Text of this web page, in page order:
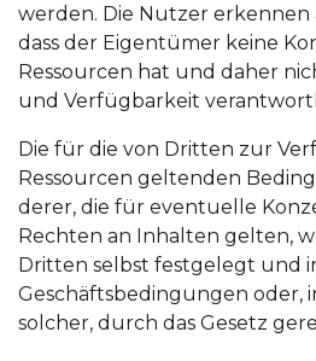
werden. Die Nutzer
dass der Eigentümer keine
Ressourcen hat und daher
und Verfügbarkeit
Die für die von Dritten zur
Ressourcen geltenden
derer, die für eventuelle
Rechten an Inhalten gelten,
Dritten selbst festgelegt und
Geschäftsbedingungen oder,
solcher, durch das Gesetz